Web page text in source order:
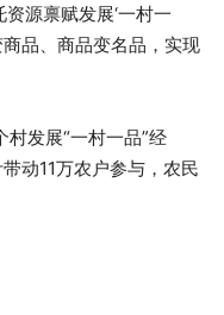
源禀赋发展‘一村一
品、商品变名品，实现
发展“一村一品”经
动11万农户参与，农民